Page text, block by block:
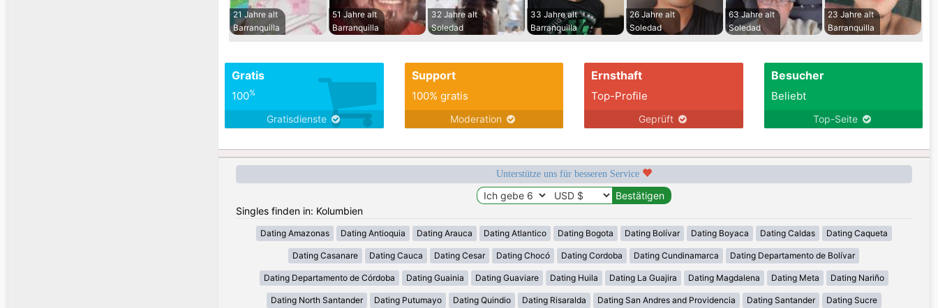
21 Jahre alt
Barranquilla
51 Jahre alt
Barranquilla
32 Jahre alt
Soledad
33 Jahre alt
Barranquilla
26 Jahre alt
Soledad
63 Jahre alt
Soledad
23 Jahre alt
Barranquilla
Gratis
100%
Gratisdienste
Support
100% gratis
Moderation
Ernsthaft
Top-Profile
Geprüft
Besucher
Beliebt
Top-Seite
Unterstütze uns für besseren Service
Singles finden in: Kolumbien
Dating Amazonas Dating Antioquia Dating Arauca Dating Atlantico Dating Bogota Dating Bolívar Dating Boyaca Dating Caldas Dating Caqueta
Dating Casanare Dating Cauca Dating Cesar Dating Chocó Dating Cordoba Dating Cundinamarca Dating Departamento de Bolívar
Dating Departamento de Córdoba Dating Guainia Dating Guaviare Dating Huila Dating La Guajira Dating Magdalena Dating Meta Dating Nariño
Dating North Santander Dating Putumayo Dating Quindio Dating Risaralda Dating San Andres and Providencia Dating Santander Dating Sucre